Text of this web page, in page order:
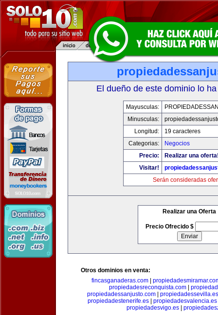
El dueño de este dominio lo
Mayusculas:
Minusculas:
Longitud:
19 caracteres
Categorias:
Negocios
Precio:
Realizar una
Visitar!
Serán consideradas
Realizar una Oferta
Precio Ofrecido $
Otros dominios en venta:
fincasganaderas.com
propiedadesreconquista.com
propiedadessanjusto.com| propiedadessevilla.es
propiedadestenerife.es| propiedadesvalencia.es
propiedadesvigo.es|